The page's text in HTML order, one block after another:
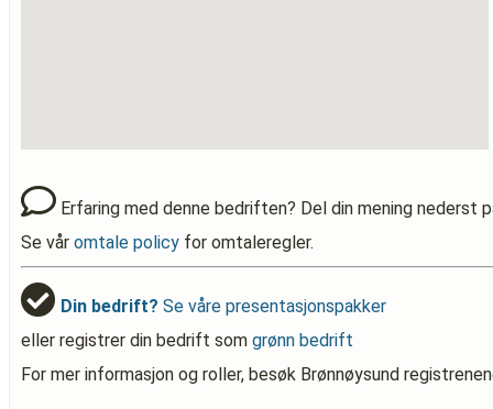
Erfaring med denne bedriften? Del din mening nederst
Se vår omtale policy for omtaleregler.
Din bedrift? Se våre presentasjonspakker
eller registrer din bedrift som grønn bedrift
For mer informasjon og roller, besøk Brønnøysund